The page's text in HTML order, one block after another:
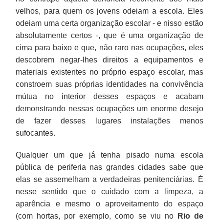
velhos, para quem os jovens odeiam a escola. Eles
odeiam uma certa organização escolar - e nisso estão
absolutamente certos -, que é uma organização de
cima para baixo e que, não raro nas ocupações, eles
descobrem negar-lhes direitos a equipamentos e
materiais existentes no próprio espaço escolar, mas
constroem suas próprias identidades na convivência
mútua no interior desses espaços e acabam
demonstrando nessas ocupações um enorme desejo
de fazer desses lugares instalações menos
sufocantes.
Qualquer um que já tenha pisado numa escola
pública de periferia nas grandes cidades sabe que
elas se assemelham a verdadeiras penitenciárias. É
nesse sentido que o cuidado com a limpeza, a
aparência e mesmo o aproveitamento do espaço
(com hortas, por exemplo, como se viu no
Rio de